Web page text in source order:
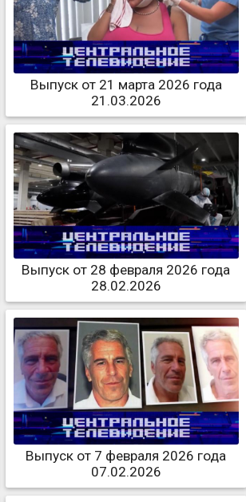
Выпуск от 21 марта 2026 года
21.03.2026
Выпуск от 28 февраля 2026 года
28.02.2026
Выпуск от 7 февраля 2026 года
07.02.2026